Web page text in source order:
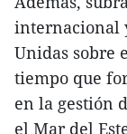
internacional
Unidas sobre
tiempo que
en la gestión
el Mar del